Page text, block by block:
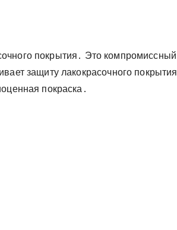
покрытия․ Это компромиссный
защиту лакокрасочного покрытия
покраска․